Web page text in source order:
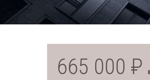
665 000 ₽